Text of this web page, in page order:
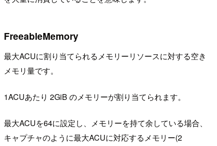
FreeableMemory
最大ACUに割り当てられるメモリーリソースに対する空き
メモリ量です。
1ACUあたり 2GiB のメモリーが割り当てられます。
最大ACUを64に設定し、メモリーを持て余している場合、
キャプチャのように最大ACUに対応するメモリー(2